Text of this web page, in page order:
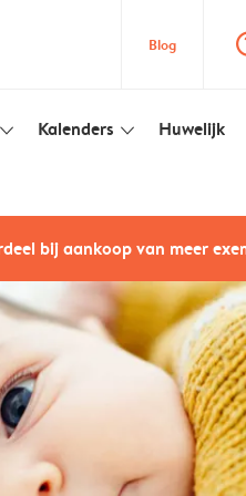
Blog
slim_arrow_down Kalenders slim_arrow_down Huwelijk
bij aankoop van meer